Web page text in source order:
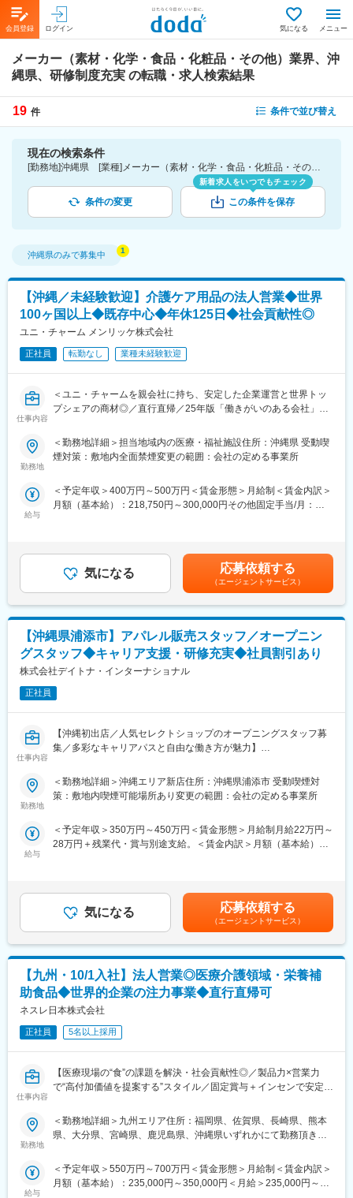
会員登録 ログイン 気になる メニュー
メーカー（素材・化学・食品・化粧品・その他）業界、沖
縄県、研修制度充実 の転職・求人検索結果
19 件 条件で並び替え
現在の検索条件
[勤務地]沖縄県 [業種]メーカー（素材・化学・食品・化粧品・その他）業界 [詳細条件](待遇・福利厚生)研修制度充実
条件の変更
新着求人をいつでもチェック
この条件を保存
沖縄県のみで募集中
【沖縄／未経験歓迎】介護ケア用品の法人営業◆世界
100ヶ国以上◆既存中心◆年休125日◆社会貢献性◎
ユニ・チャーム メンリッケ株式会社
正社員 転勤なし 業種未経験歓迎
仕事内容
＜ユニ・チャームを親会社に持ち、安定した企業運営と世界トッ
プシェアの商材◎／直行直帰／25年版「働きがいのある会社」認
■仕事内容
ご対応いただきます。高齢化社会が進む中、施設で働く方や入所
者様の悩みや課題に寄り添い、解決策を共に考える非常にやりが
世界100ヶ国以上で、最も多くの方に親しまれている成人用の排
泄ケア用品ブランド
＜具体的な業務＞
○月～木曜：担当顧客への訪問（既存:新規=7:3）
1）既存顧客
月1回の訪問を基本とし、1日3件程度の訪問。製品にまつわる勉
強会の実施や、製品の利用状況等に基づいたレポート作成、チー
ムとの連携を行っていただきます。
施設担当者様から介護ケア周りの悩みやお困りごとをヒアリン
グ、施設の利用者やスタッフの稼働状況を踏まえた最適なケアプ
※基本は直行直帰となります。
チームで週次振り返りや、翌週の活動計画を共有（対面orオンラ
イン）
3カ月間の研修制度を用意しております。
（1）座学研修（毎月1～2週間程度 ＠東京本社）
製品理解やお客様への提案方法など、まずは習得いただきます。
（2）現地研修
先輩社員とOJTを実施します。営業同行を通して実際の提案方法
や、お客様とのコミュニケーションの取り方含めて学んでいただ
きます。
（3）インストラクター制度
厳や生活の質をデザインします。世界トップシェアのTENAの製品
力と、製品の導入からその後の使い方、運用やケア方針の検討ま
前線で、誰かの「当たり前の日常」を支えるやりがいのある業務
です。
勤務地
＜勤務地詳細＞担当地域内の医療・福祉施設住所：沖縄県 受動喫
煙対策：敷地内全面禁煙変更の範囲：会社の定める事業所
給与
＜予定年収＞400万円～500万円＜賃金形態＞月給制＜賃金内訳＞
月額（基本給）：218,750円～300,000円その他固定手当/月：
はあくまでも目安の金額であり、選考を通じて上下する可能性が
あります。月給(月額)は固定手当を含めた表記です。
気になる 応募依頼する
（エージェントサービス）
【沖縄県浦添市】アパレル販売スタッフ／オープニン
グスタッフ◆キャリア支援・研修充実◆社員割引あり
株式会社デイトナ・インターナショナル
正社員
仕事内容
【沖縄初出店／人気セレクトショップのオープニングスタッフ募
集／多彩なキャリアパスと自由な働き方が魅力】
当社が運営するセレクトショップ「FREAK'S STORE」沖縄店の
アパレル販売スタッフとして、店舗運営全般に携わっていただき
わたる業務を通して店舗の成長とブランド価値の発信に貢献でき
ます。
発信、在庫・商品管理、スタッフ育成・指導など幅広い業務を担
当します。チームで協力しながら店舗運営やブランド価値向上に
積極的に関わり、沖縄初出店という新たな環境で0から1を創る経
験が得られます。お客様のライフスタイルを豊かにする接客や、
ファッションの自由度が高い環境で自分らしく働けます。
■扱うサービス
FREAK'S STOREの衣食住やカルチャーを提案するアイテム・接
客サービスを通じて、お客様の満足度向上に努めます。
■組織構成
若手から幅広い年齢層まで在籍し、アパレル未経験・異業種出身
■業務の魅力
接客・販売だけでなく、売場づくりや店舗運営、スタッフ育成、
ネイルも自由です。
■教育体制
■就業環境
シフト制・年間休日115日、産休・育休・介護休暇取得実績あ
勤務地
＜勤務地詳細＞沖縄エリア新店住所：沖縄県浦添市 受動喫煙対
策：敷地内喫煙可能場所あり変更の範囲：会社の定める事業所
給与
＜予定年収＞350万円～450万円＜賃金形態＞月給制月給22万円～
28万円＋残業代・賞与別途支給。＜賃金内訳＞月額（基本給）：
はあくまでも目安の金額であり、選考を通じて上下する可能性が
あります。月給(月額)は固定手当を含めた表記です。
気になる 応募依頼する
（エージェントサービス）
【九州・10/1入社】法人営業◎医療介護領域・栄養補
助食品◆世界的企業の注力事業◆直行直帰可
ネスレ日本株式会社
正社員 5名以上採用
仕事内容
【医療現場の“食”の課題を解決・社会貢献性◎／製品力×営業力
で“高付加価値を提案する”スタイル／固定賞与＋インセンで安定収
年休123日・土日祝休】
■業務内容
医療機関への自社製品の提案営業となります。
える真の課題を”食”の観点から解決するためのソリューション提案
を行います。
勤務地
＜勤務地詳細＞九州エリア住所：福岡県、佐賀県、長崎県、熊本
県、大分県、宮崎県、鹿児島県、沖縄県いずれかにて勤務頂きま
給与
＜予定年収＞550万円～700万円＜賃金形態＞月給制＜賃金内訳＞
月額（基本給）：235,000円～350,000円＜月給＞235,000円～